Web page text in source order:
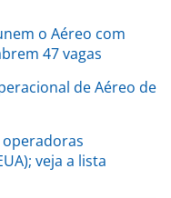
o Aéreo com
47 vagas
de Aéreo de
operadoras
veja a lista